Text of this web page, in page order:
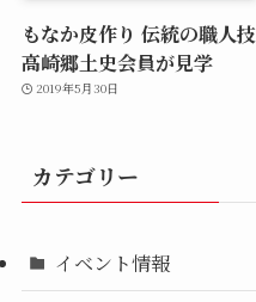
もなか皮作り 伝統の職人技
高崎郷土史会員が見学
2019年5月30日
カテゴリー
イベント情報